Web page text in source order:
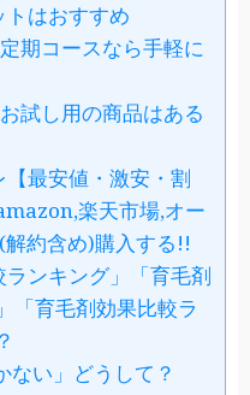
トはおすすめ
期コースなら手軽に
試し用の商品はある
【最安値・激安・割
楽天市場,オー
約含め)購入する!!
ランキング」「育毛剤
「育毛剤効果比較ラ
ない」どうして？